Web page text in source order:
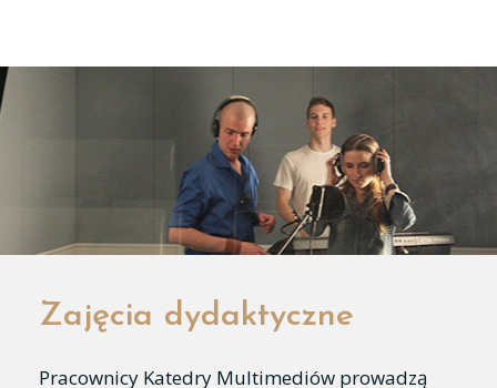
Zajęcia dydaktyczne
Pracownicy Katedry Multimediów prowadzą